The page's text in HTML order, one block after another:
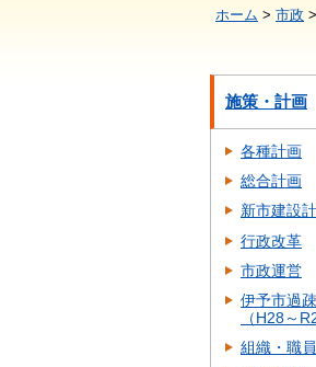
ホーム > 市政 >
施策・計画
各種計画
総合計画
新市建設
行政改革
市政運営
伊予市過
（H28～
組織・職